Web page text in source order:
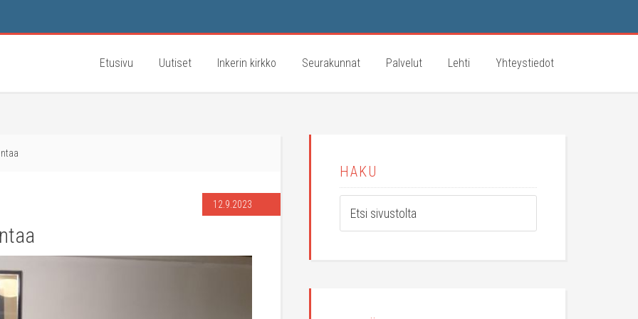
Etusivu Uutiset Inkerin kirkko Seurakunnat Palvelut Lehti Yhteystiedot
12.9.2023
HAKU